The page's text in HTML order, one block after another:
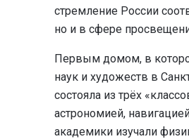
стремление России
но и в сфере
Первым домом, в
наук и художеств в
состояла из трёх
астрономией,
академики изучали